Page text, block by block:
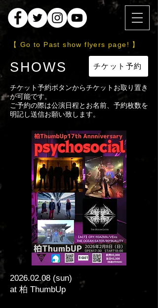
【 Go to Past show flyers page! 】
SHOWS チケット予約
チケット予約ボタンからチケットお取り置き
が可能です。
ご予約の際は公演日程とお名前、予約枚数を
明記し送信お願い致します。
2026.02.08 (sun)
at 柏 ThumbUp